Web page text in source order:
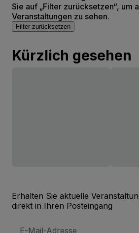
Sie auf „Filter zurücksetzen“, um
Veranstaltungen zu sehen.
Filter zurücksetzen
Kürzlich gesehen
Erhalten Sie aktuelle
direkt in Ihren Posteingang